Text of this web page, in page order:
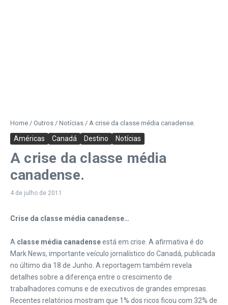
Home / Outros / Notícias / A crise da classe média canadense.
Américas Canadá Destino Notícias
A crise da classe média
canadense.
4 de julho de 2011
Crise da classe média canadense…
A classe média canadenseestá em crise. A afirmativa é do
Mark News, importante veículo jornalístico do Canadá, publicada
no último dia 18 de Junho. A reportagem também revela
detalhes sobre a diferença entre o crescimento de
trabalhadores comuns e de executivos de grandes empresas.
Recentes relatórios mostram que 1% dos ricos ficou com 32% de